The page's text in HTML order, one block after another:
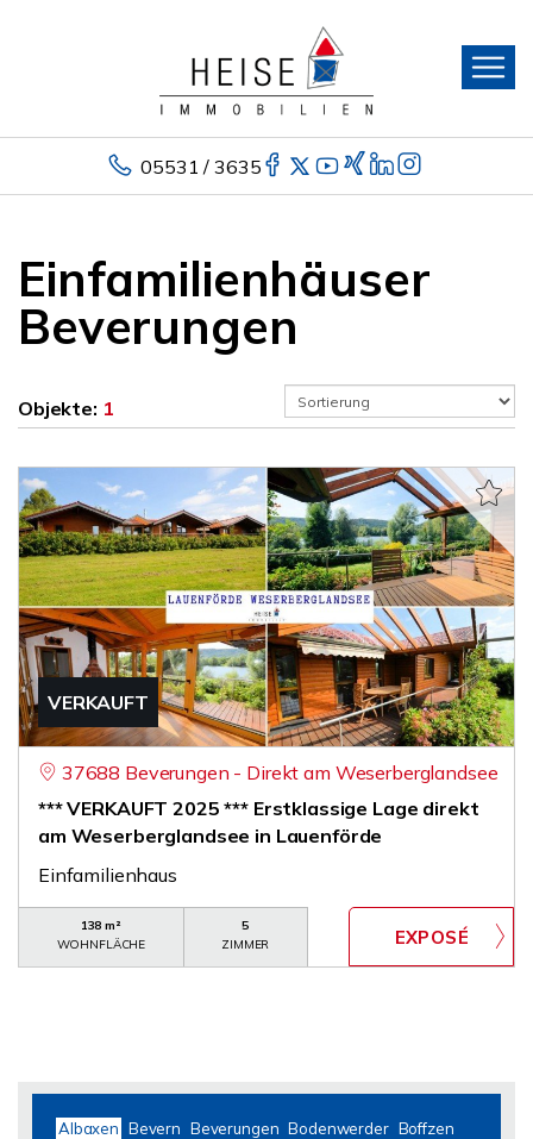
05531 / 3635
Einfamilienhäuser
Beverungen
Objekte: 1
VERKAUFT
37688 Beverungen - Direkt am Weserberglandsee
*** VERKAUFT 2025 *** Erstklassige Lage direkt
am Weserberglandsee in Lauenförde
Einfamilienhaus
138 m²
WOHNFLÄCHE
5
ZIMMER
Albaxen Bevern Beverungen Bodenwerder Boffzen